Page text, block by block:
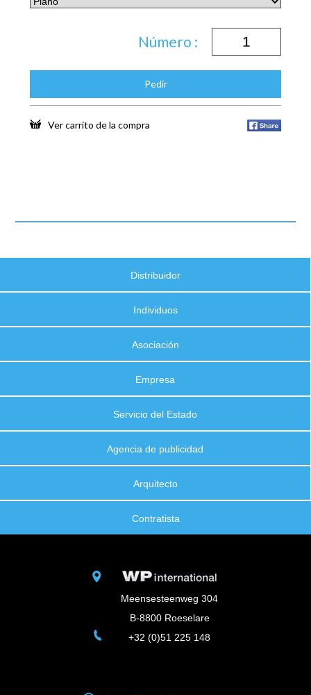
Número :
Pedir
Ver carrito de la compra
Distribuidor
Individuos
Asociación
Empresa
Servicio del Estado
Agencia de publicidad
Arquitecto
Contratista
Meensesteenweg 304
B-8800 Roeselare
+32 (0)51 225 148